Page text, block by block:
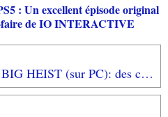
: Un excellent épisode original
faire de IO INTERACTIVE
TEST de CROOKZ THE BIG HEIST (sur PC): des casses funky style!